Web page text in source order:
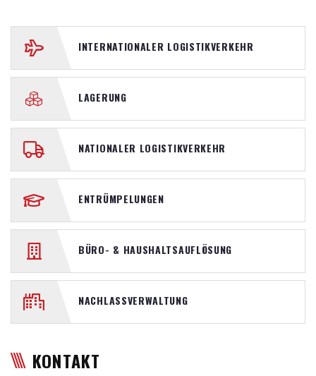
INTERNATIONALER LOGISTIKVERKEHR
LAGERUNG
NATIONALER LOGISTIKVERKEHR
ENTRÜMPELUNGEN
BÜRO- & HAUSHALTSAUFLÖSUNG
NACHLASSVERWALTUNG
KONTAKT